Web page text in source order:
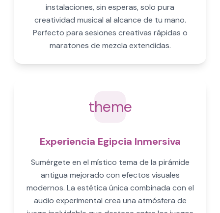
instalaciones, sin esperas, solo pura
creatividad musical al alcance de tu mano.
Perfecto para sesiones creativas rápidas o
maratones de mezcla extendidas.
theme
Experiencia Egipcia Inmersiva
Sumérgete en el místico tema de la pirámide
antigua mejorado con efectos visuales
modernos. La estética única combinada con el
audio experimental crea una atmósfera de